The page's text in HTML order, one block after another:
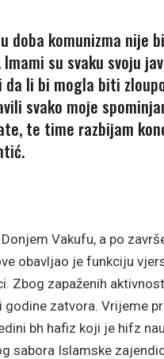
doba komunizma nije
su svaku svoju
li bi mogla biti
svako moje
te time razbijam
Vakufu, a po
obavljao je funkciju
Zbog zapaženih
zatvora. Vrijeme
bh hafiz koji je hifz
sabora Islamske